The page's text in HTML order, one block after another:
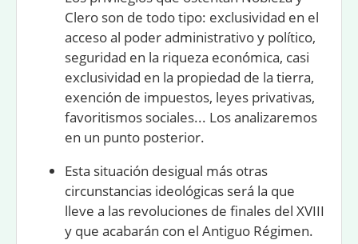
Clero son de todo tipo: exclusividad en el
acceso al poder administrativo y político,
seguridad en la riqueza económica, casi
exclusividad en la propiedad de la tierra,
exención de impuestos, leyes privativas,
favoritismos sociales... Los analizaremos
en un punto posterior.
Esta situación desigual más otras
circunstancias ideológicas será la que
lleve a las revoluciones de finales del XVIII
y que acabarán con el Antiguo Régimen.